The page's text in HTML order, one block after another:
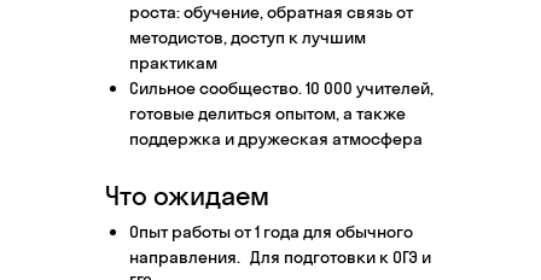
Что ожидаем
роста: обучение, обратная связь от
методистов, доступ к лучшим
практикам
Сильное сообщество. 10 000 учителей,
готовые делиться опытом, а также
поддержка и дружеская атмосфера
Опыт работы от 1 года для обычного
направления. Для подготовки к ОГЭ и
Аудиоинтервью
10–20 минут
Отвечаете по-английски на 4 вопроса
о вашем образовании и опыте